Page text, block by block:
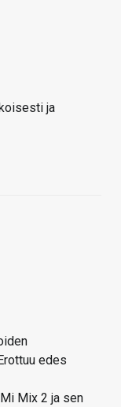
ja
edes
Mix 2 ja sen